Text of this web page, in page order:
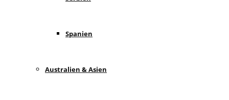
Spanien
Australien & Asien